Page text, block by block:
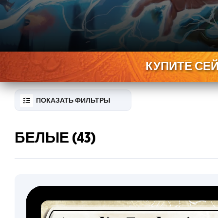
КУПИТЕ
ПОКАЗАТЬ ФИЛЬТРЫ
RESET
ИНФО
КОЛЛЕКЦИОНЕРА
БЕЛЫЕ (43)